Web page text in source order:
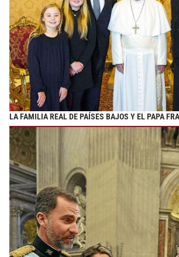
LA FAMILIA REAL DE PAÍSES BAJOS Y EL PAPA